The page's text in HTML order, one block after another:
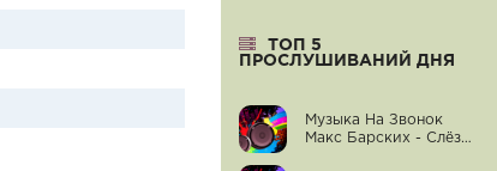
ТОП 5
ПРОСЛУШИВАНИЙ ДНЯ
Музыка На Звонок
Макс Барских - Слёзы-Вода